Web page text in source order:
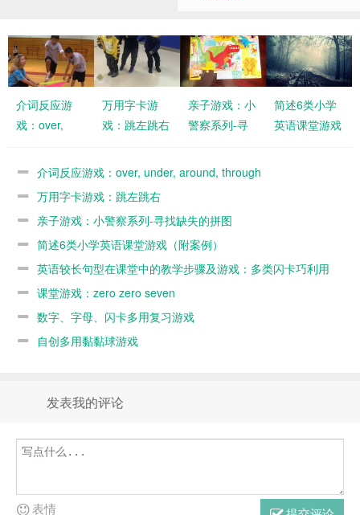
介词反应游
戏：over,
around,
万用字卡游
戏：跳左跳右
亲子游戏：小
警察系列-寻
简述6类小学
英语课堂游戏
介词反应游戏：over, under, around, through
万用字卡游戏：跳左跳右
亲子游戏：小警察系列-寻找缺失的拼图
简述6类小学英语课堂游戏（附案例）
英语较长句型在课堂中的教学步骤及游戏：多类闪卡巧利用
课堂游戏：zero zero seven
数字、字母、闪卡多用复习游戏
自创多用黏黏球游戏
发表我的评论
表情